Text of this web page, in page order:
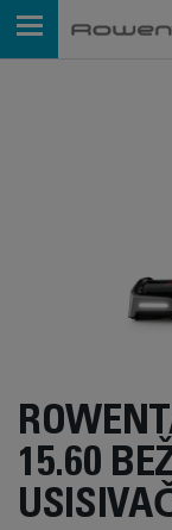
15.60